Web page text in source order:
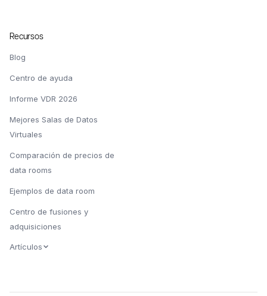
Recursos
Blog
Centro de ayuda
Informe VDR 2026
Mejores Salas de Datos
Virtuales
Comparación de precios de
data rooms
Ejemplos de data room
Centro de fusiones y
adquisiciones
Artículos